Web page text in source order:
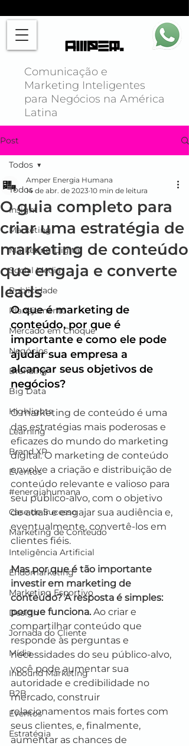
Comunicação e
Marketing Inteligentes
para Negócios na América
Latina
Post
Todos
Insight
Marketing
Marketing Digital
Social Media
Publicidade
Planejamento
Mercado em Choque
Negócios
Branding
Big Data
Highlights
Learning
Brand XP
Eventos
#energiahumana
Case de Sucesso
Marketing de Conteúdo
Inteligência Artificial
Endomarketing
Marketing Esportivo
Design
Jornada do Cliente
Mídia
Inbound Marketing
B2B
Eventos
Estratégia
Todos
O guia completo para
criar uma estratégia de
marketing de conteúdo
que engaja e converte
leads
Amper Energia Humana
14 de abr. de 2023 10 min de leitura
O que é marketing de
conteúdo, por que é
importante e como ele pode
ajudar sua empresa a
alcançar seus objetivos de
negócios?
O marketing de conteúdo é uma
das estratégias mais poderosas e
eficazes do mundo do marketing
digital. O marketing de conteúdo
envolve a criação e distribuição de
conteúdo relevante e valioso para
seu público-alvo, com o objetivo
de atrair e engajar sua audiência e,
eventualmente, convertê-los em
clientes fiéis.
Mas por que é tão importante
investir em marketing de
conteúdo? A resposta é simples:
porque funciona. Ao criar e
compartilhar conteúdo que
responde às perguntas e
necessidades do seu público-alvo,
você pode aumentar sua
autoridade e credibilidade no
mercado, construir
relacionamentos mais fortes com
seus clientes, e, finalmente,
aumentar as chances de